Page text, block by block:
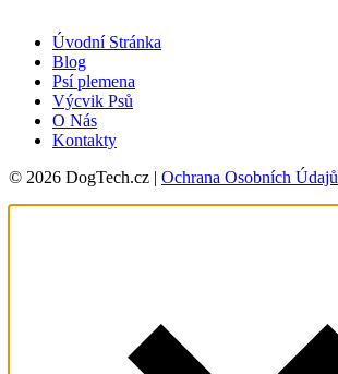
Úvodní Stránka
Blog
Psí plemena
Výcvik Psů
O Nás
Kontakty
© 2026 DogTech.cz | Ochrana Osobních Údajů